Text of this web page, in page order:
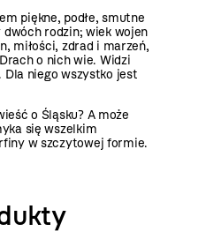
piękne, podłe, smutne
rodzin; wiek wojen
miłości, zdrad i marzeń,
o nich wie. Widzi
Dla niego wszystko jest
o Śląsku? A może
się wszelkim
w szczytowej formie.